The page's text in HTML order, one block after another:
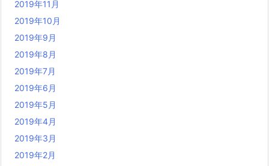
2019年11月
2019年10月
2019年9月
2019年8月
2019年7月
2019年6月
2019年5月
2019年4月
2019年3月
2019年2月